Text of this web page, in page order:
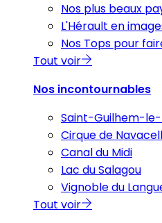
Nos plus beaux
L'Hérault en
Nos Tops pour
Tout voir
Nos incontournables
Saint-Guilhem-
Cirque de
Canal du Midi
Lac du Salagou
Vignoble du
Tout voir